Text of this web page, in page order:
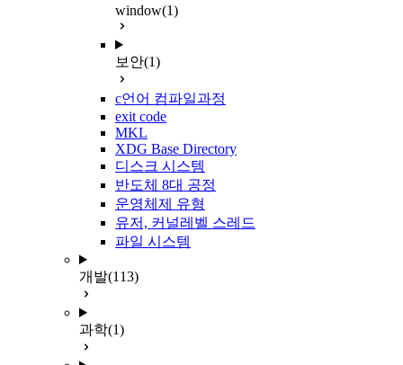
window(1)
보안(1)
c언어 컴파일과정
exit code
MKL
XDG Base Directory
디스크 시스템
반도체 8대 공정
운영체제 유형
유저, 커널레벨 스레드
파일 시스템
개발(113)
과학(1)